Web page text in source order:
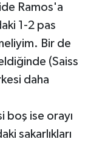
Ramos'a
1-2 pas
Bir de
(Saiss
daha
boş ise orayı
sakarlıkları